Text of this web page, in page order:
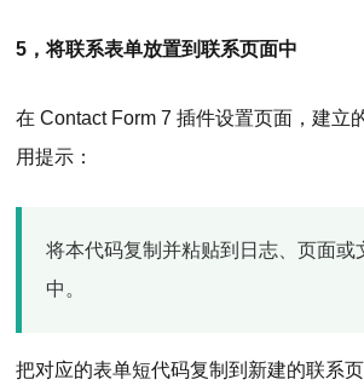
5，将联系表单放置到联系页面中
在 Contact Form 7 插件设置页面，建立
用提示：
将本代码复制并粘贴到日志、页面或
中。
把对应的表单短代码复制到新建的联系页